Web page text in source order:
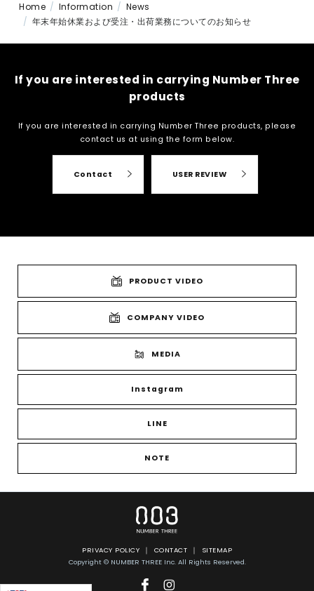
Home Information
News
年末年始休業および受注・出荷業務についてのお知らせ
If you are interested in carrying Number Three
products
If you are interested in carrying Number Three products, please
contact us at using the form below.
Contact USER REVIEW
PRODUCT VIDEO
COMPANY VIDEO
MEDIA
Instagram
LINE
NOTE
PRIVACY POLICY CONTACT
SITEMAP
Copyright © NUMBER THREE Inc. All Rights Reserved.